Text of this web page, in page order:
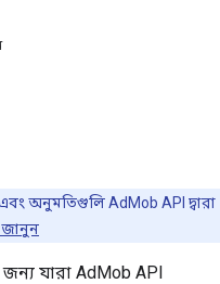
অনুমতিগুলি AdMob API দ্বারা
যারা AdMob API